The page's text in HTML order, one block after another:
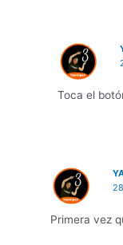
Toca el
Primera vez